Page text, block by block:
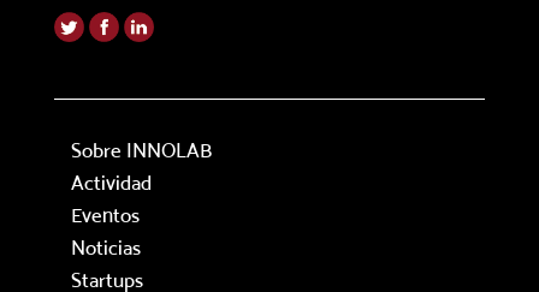
Sobre INNOLAB
Actividad
Eventos
Noticias
Startups